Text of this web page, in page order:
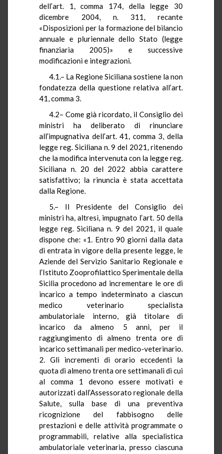
dell’art. 1, comma 174, della legge 30
dicembre 2004, n. 311, recante
«Disposizioni per la formazione del bilancio
annuale e pluriennale dello Stato (legge
finanziaria 2005)» e successive
modificazioni e integrazioni.
4.1.– La Regione Siciliana sostiene la non
fondatezza della questione relativa all’art.
41, comma 3.
4.2– Come già ricordato, il Consiglio dei
ministri ha deliberato di rinunciare
all’impugnativa dell’art. 41, comma 3, della
legge reg. Siciliana n. 9 del 2021, ritenendo
che la modifica intervenuta con la legge reg.
Siciliana n. 20 del 2022 abbia carattere
satisfattivo; la rinuncia è stata accettata
dalla Regione.
5.– Il Presidente del Consiglio dei
ministri ha, altresì, impugnato l’art. 50 della
legge reg. Siciliana n. 9 del 2021, il quale
dispone che: «1. Entro 90 giorni dalla data
di entrata in vigore della presente legge, le
Aziende del Servizio Sanitario Regionale e
l’Istituto Zooprofilattico Sperimentale della
Sicilia procedono ad incrementare le ore di
incarico a tempo indeterminato a ciascun
medico veterinario specialista
ambulatoriale interno, già titolare di
incarico da almeno 5 anni, per il
raggiungimento di almeno trenta ore di
incarico settimanali per medico-veterinario.
2. Gli incrementi di orario eccedenti la
quota di almeno trenta ore settimanali di cui
al comma 1 devono essere motivati e
autorizzati dall’Assessorato regionale della
Salute, sulla base di una preventiva
ricognizione del fabbisogno delle
prestazioni e delle attività programmate o
programmabili, relative alla specialistica
ambulatoriale veterinaria, presso ciascuna